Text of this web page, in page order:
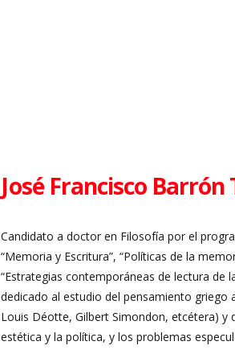
José Francisco Barrón
Candidato a doctor en Filosofía por el
“Memoria y Escritura”, “Políticas de la
“Estrategias contemporáneas de lectura de
dedicado al estudio del pensamiento griego
Louis Déotte, Gilbert Simondon, etcétera) y
estética y la política, y los problemas